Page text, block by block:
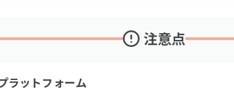
注意点
ラットフォーム